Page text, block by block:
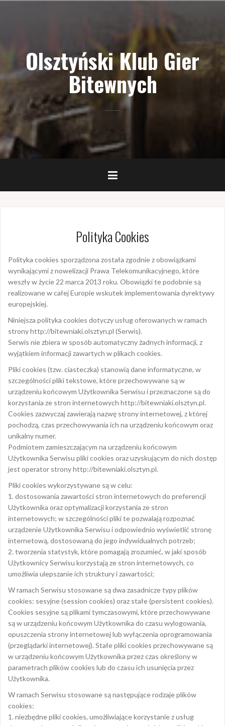
Olsztyński Klub Gier
Bitewnych
Polityka Cookies
Polityka cookies sporządzona została zgodnie z obowiązkami
wynikającymi z nowelizacji Prawa Telekomunikacyjnego, które
weszły w życie 22 marca 2013 roku. Obowiązki te podobnie są
realizowane w całej Europie wskutek implementowania dyrektywy
europejskiej.
Niniejsza polityka cookies dotyczy usług oferowanych w ramach
strony http://bitewniaki.olsztyn.pl (Serwis).
Serwis nie zbiera w sposób automatyczny żadnych informacji, z
wyjątkiem informacji zawartych w plikach cookies.
Pliki cookies (tzw. ciasteczka) stanowią dane informatyczne, w
szczególności pliki tekstowe, które przechowywane są w
urządzeniu końcowym Użytkownika Serwisu i przeznaczone są do
korzystania ze stron internetowych http://bitewniaki.olsztyn.pl.
Cookies zazwyczaj zawierają nazwę strony internetowej, z której
pochodzą, czas przechowywania ich na urządzeniu końcowym oraz
unikalny numer.
Podmiotem zamieszczającym na urządzeniu końcowym
Użytkownika Serwisu pliki cookies oraz uzyskującym do nich dostęp
jest operator strony http://bitewniaki.olsztyn.pl.
Pliki cookies wykorzystywane są w celu:
1. dostosowania zawartości stron internetowych do preferencji
Użytkownika oraz optymalizacji korzystania ze stron
internetowych; w szczególności pliki te pozwalają rozpoznać
urządzenie Użytkownika Serwisu i odpowiednio wyświetlić stronę
internetową, dostosowaną do jego indywidualnych potrzeb;
2. tworzenia statystyk, które pomagają zrozumieć, w jaki sposób
Użytkownicy Serwisu korzystają ze stron internetowych, co
umożliwia ulepszanie ich struktury i zawartości;
W ramach Serwisu stosowane są dwa zasadnicze typy plików
cookies: sesyjne (session cookies) oraz stałe (persistent cookies).
Cookies sesyjne są plikami tymczasowymi, które przechowywane
są w urządzeniu końcowym Użytkownika do czasu wylogowania,
opuszczenia strony internetowej lub wyłączenia oprogramowania
(przeglądarki internetowej). Stałe pliki cookies przechowywane są
w urządzeniu końcowym Użytkownika przez czas określony w
parametrach plików cookies lub do czasu ich usunięcia przez
Użytkownika.
W ramach Serwisu stosowane są następujące rodzaje plików
cookies:
1. niezbędne pliki cookies, umożliwiające korzystanie z usług